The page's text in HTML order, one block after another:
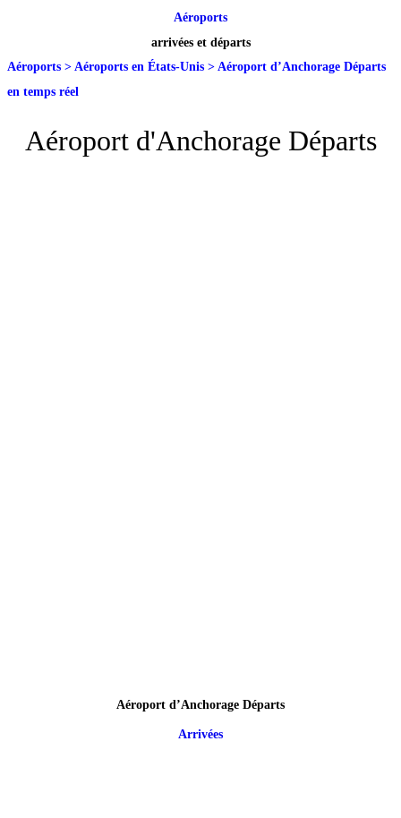
Aéroports
arrivées et départs
Aéroports > Aéroports en États-Unis > Aéroport d’Anchorage Départs
en temps réel
Aéroport d'Anchorage Départs
Aéroport d’Anchorage Départs
Arrivées